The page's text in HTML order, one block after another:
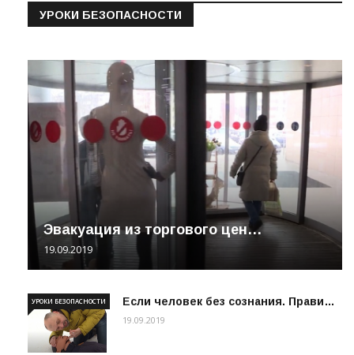
УРОКИ БЕЗОПАСНОСТИ
Эвакуация из торгового цен…
19.09.2019
Если человек без сознания. Прави…
УРОКИ БЕЗОПАСНОСТИ
19.09.2019